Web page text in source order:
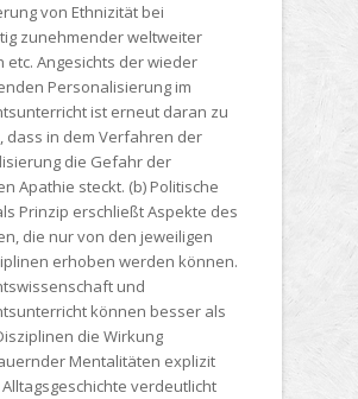
von Ethnizität bei
zunehmender weltweiter
etc. Angesichts der wieder
Personalisierung im
ist erneut daran zu
dass in dem Verfahren der
die Gefahr der
Apathie steckt. (b) Politische
Prinzip erschließt Aspekte des
die nur von den jeweiligen
erhoben werden können.
und
können besser als
die Wirkung
Mentalitäten explizit
verdeutlicht